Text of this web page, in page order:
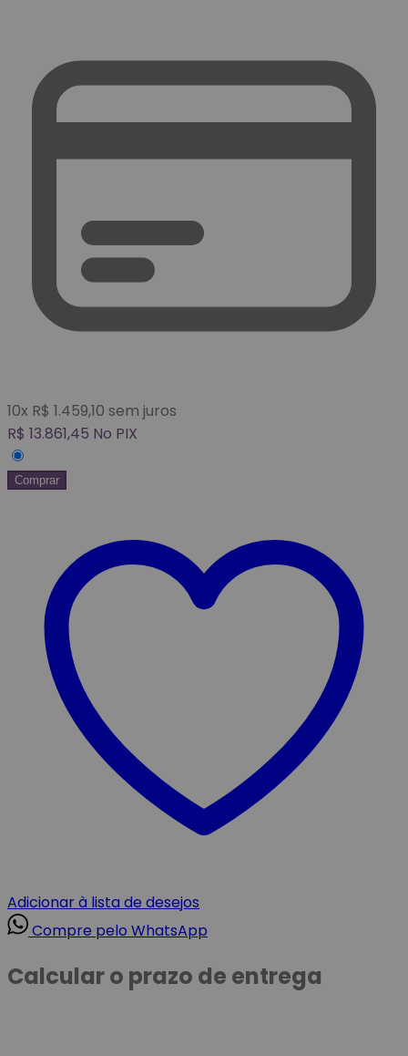
10x R$ 1.459,10 sem juros
R$ 13.861,45 No PIX
Comprar
Adicionar à lista de desejos
Compre pelo WhatsApp
Calcular o prazo de entrega